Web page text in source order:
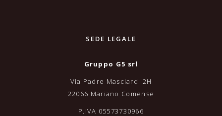
SEDE LEGALE
Gruppo G5 srl
Via Padre Masciardi 2H
22066 Mariano Comense
P.IVA 05573730966